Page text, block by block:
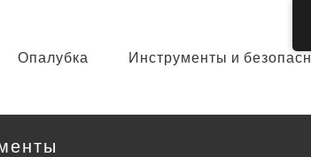
Опалубка Инструменты и